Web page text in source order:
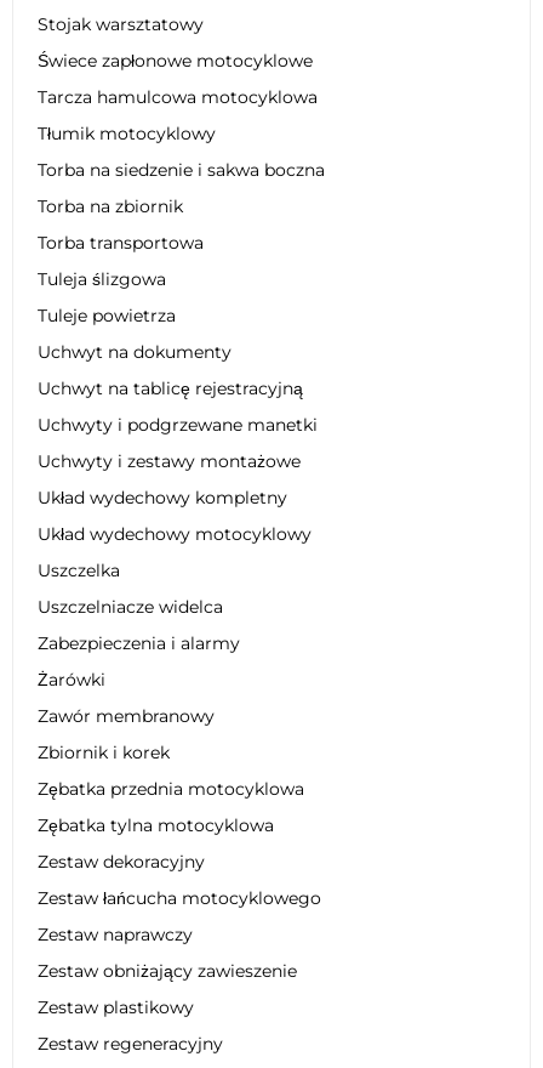
Stojak warsztatowy
Świece zapłonowe motocyklowe
Tarcza hamulcowa motocyklowa
Tłumik motocyklowy
Torba na siedzenie i sakwa boczna
Torba na zbiornik
Torba transportowa
Tuleja ślizgowa
Tuleje powietrza
Uchwyt na dokumenty
Uchwyt na tablicę rejestracyjną
Uchwyty i podgrzewane manetki
Uchwyty i zestawy montażowe
Układ wydechowy kompletny
Układ wydechowy motocyklowy
Uszczelka
Uszczelniacze widelca
Zabezpieczenia i alarmy
Żarówki
Zawór membranowy
Zbiornik i korek
Zębatka przednia motocyklowa
Zębatka tylna motocyklowa
Zestaw dekoracyjny
Zestaw łańcucha motocyklowego
Zestaw naprawczy
Zestaw obniżający zawieszenie
Zestaw plastikowy
Zestaw regeneracyjny